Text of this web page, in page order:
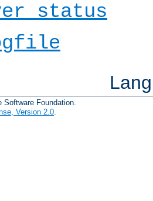
Foundation.
Version 2.0